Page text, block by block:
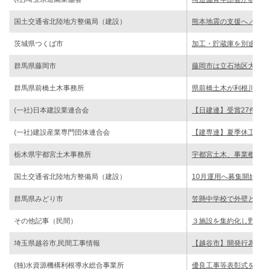
国土交通省北陸地方整備局（建設） 熊本地震の支援へ／
茨城県つくば市 加工・貯蔵庫を別途
群馬県藤岡市 藤岡市は立石地区大
群馬県前橋土木事務所 県前橋土木が利根川
(一社)日本建設業連合会 【日建連】受賞27件
(一社)建設産業専門団体連合会 【建専連】夏季休工
栃木県宇都宮土木事務所 宇都宮土木、事業概
国土交通省北陸地方整備局（建設） 10月運用へ募集開始
群馬県みどり市 笠懸中学校で外壁と
その他記事（民間） ３施設を集約化し野
埼玉県越谷市,民間工事情報 【越谷市】開発行為
(独)水資源機構利根導水総合事業所 優良工事等表彰式を